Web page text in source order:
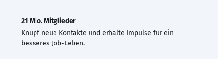
21 Mio. Mitglieder
Knüpf neue Kontakte und erhalte Impulse für ein
besseres Job-Leben.